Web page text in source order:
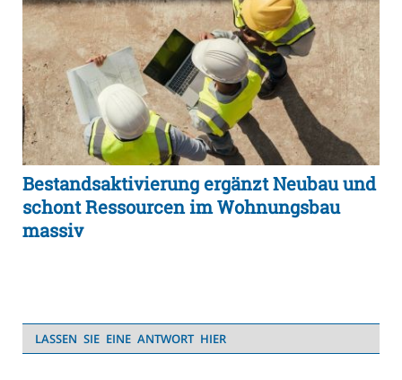
Bestandsaktivierung ergänzt Neubau und
schont Ressourcen im Wohnungsbau
massiv
LASSEN SIE EINE ANTWORT HIER